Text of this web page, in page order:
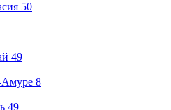
50
49
Амуре 8
49